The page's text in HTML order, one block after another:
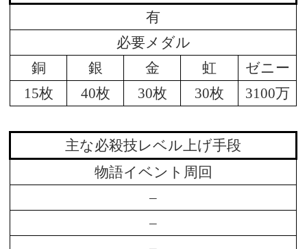
有
必要メダル
銅
銀 金 虹
ゼニー
15枚
40枚 30枚 30枚 3100万
主な必殺技レベル上げ手段
物語イベント周回
–
–